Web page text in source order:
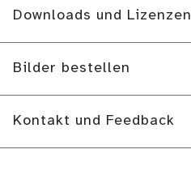
Downloads und Lizenzen
Bilder bestellen
Kontakt und Feedback